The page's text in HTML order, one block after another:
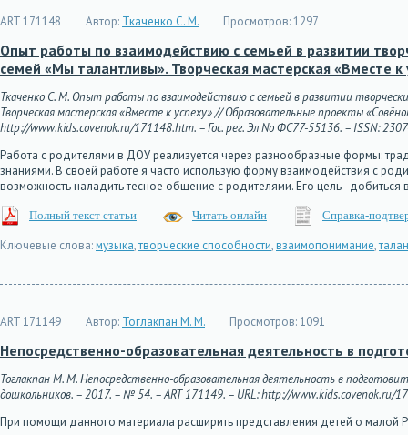
ART 171148 Автор: Ткаченко С. М. Просмотров:1297
Опыт работы по взаимодействию с семьей в развитии
семей «Мы талантливы». Творческая мастерская «Вместе к
Ткаченко С. М. Опыт работы по взаимодействию с семьей в развитии
Творческая мастерская «Вместе к успеху» // Образовательные проекты
http://www.kids.covenok.ru/171148.htm. – Гос. рег. Эл No ФС77-55136. – ISSN:
Работа с родителями в ДОУ реализуется через разнообразные формы:
знаниями. В своей работе я часто использую форму взаимодействия с
возможность наладить тесное общение с родителями. Его цель -
Полный текст статьи Читать онлайн Справка-
Ключевые слова:музыка,творческие способности,взаимопонимание,
ART 171149 Автор: Тоглакпан М. М. Просмотров:1091
Непосредственно-образовательная деятельность в
Тоглакпан М. М. Непосредственно-образовательная деятельность в
дошкольников. – 2017. – № 54. – ART 171149. – URL: http://www.kids.covenok.ru/
При помощи данного материала расширить представления детей о малой